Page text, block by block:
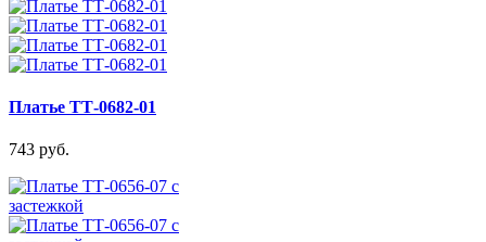
Платье ТТ-0682-01
743 руб.